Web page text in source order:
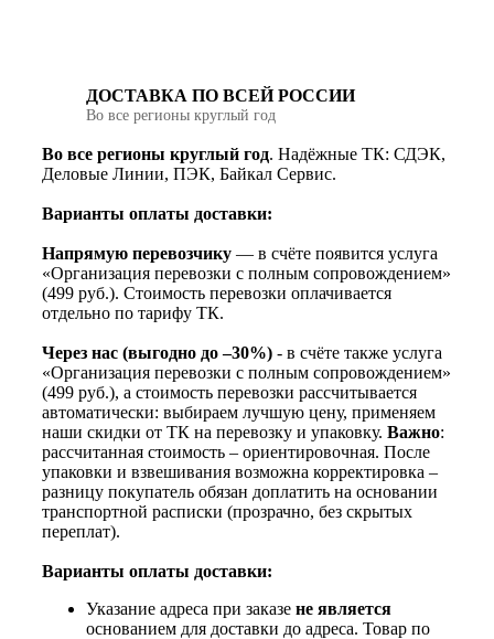
ДОСТАВКА ПО ВСЕЙ РОССИИ
Во все регионы круглый год
Во все регионы круглый год. Надёжные ТК: СДЭК,
Деловые Линии, ПЭК, Байкал Сервис.
Варианты оплаты доставки:
Напрямую перевозчику — в счёте появится услуга
«Организация перевозки с полным сопровождением»
(499 руб.). Стоимость перевозки оплачивается
отдельно по тарифу ТК.
Через нас (выгодно до –30%) - в счёте также услуга
«Организация перевозки с полным сопровождением»
(499 руб.), а стоимость перевозки рассчитывается
автоматически: выбираем лучшую цену, применяем
наши скидки от ТК на перевозку и упаковку. Важно:
рассчитанная стоимость – ориентировочная. После
упаковки и взвешивания возможна корректировка –
разницу покупатель обязан доплатить на основании
транспортной расписки (прозрачно, без скрытых
переплат).
Варианты оплаты доставки:
Указание адреса при заказе не является
основанием для доставки до адреса. Товар по